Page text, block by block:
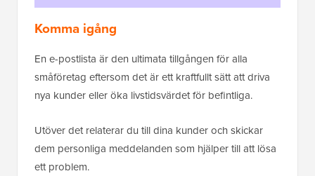
Komma igång
En e-postlista är den ultimata tillgången för alla
småföretag eftersom det är ett kraftfullt sätt att driva
nya kunder eller öka livstidsvärdet för befintliga.
Utöver det relaterar du till dina kunder och skickar
dem personliga meddelanden som hjälper till att lösa
ett problem.